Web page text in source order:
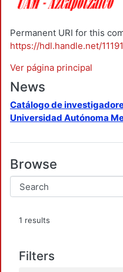
Permanent URI for this
https://hdl.handle.net/
Ver página principal
News
Catálogo de
Universidad Autónoma
Browse
1 results
Filters